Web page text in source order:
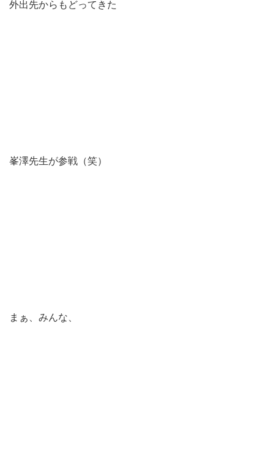
外出先からもどってきた
峯澤先生が参戦（笑）
まぁ、みんな、